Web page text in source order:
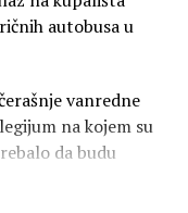
autobusa u
vanredne
na kojem su
da budu